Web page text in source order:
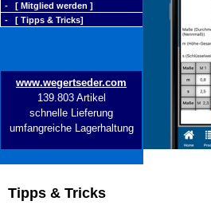
- [ Mitglied werden ]
- [ Tipps & Tricks]
www.wegertseder.com
139.803 Artikel
schnelle Lieferung
umfangreiche Lagerhaltung
Tipps & Tricks